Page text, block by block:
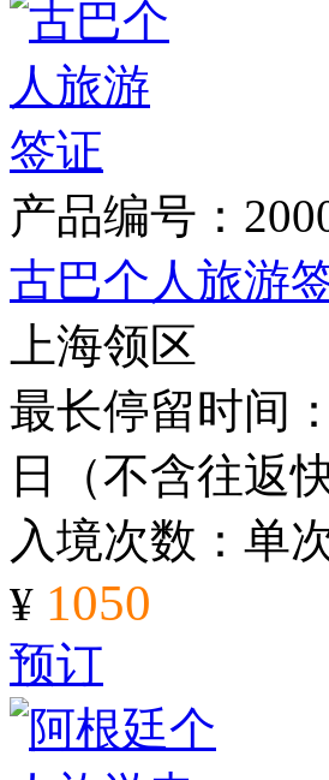
产品编号：
古巴个人旅游
上海领区
最长停留时间
日（不含往返
入境次数：单
¥ 1050
预订